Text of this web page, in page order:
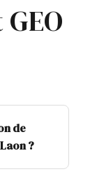
de
?